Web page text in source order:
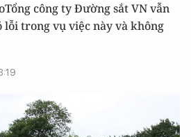
công ty Đường sắt VN vẫn
lỗi trong vụ việc này và không